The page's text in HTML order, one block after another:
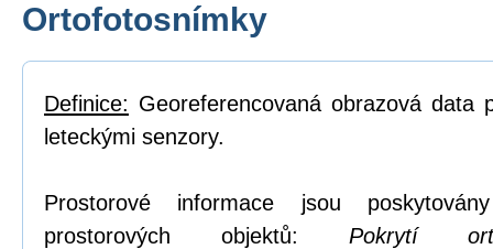
Ortofotosnímky
Definice: Georeferencovaná obrazová data
leteckými senzory.
Prostorové informace jsou
prostorových objektů: Pokrytí